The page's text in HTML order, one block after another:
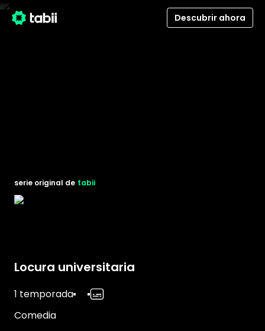
Descubrir ahora
serie original de tabii
Locura universitaria
1 temporada
Comedia